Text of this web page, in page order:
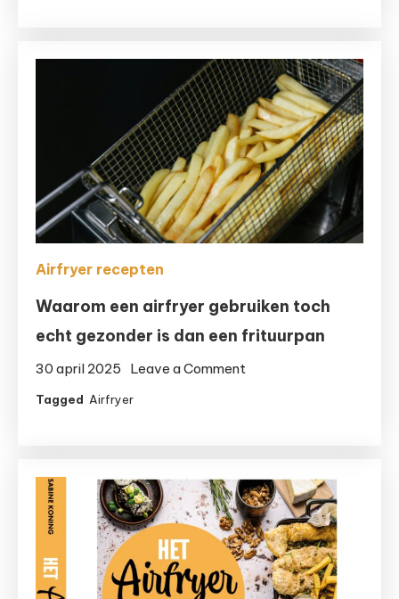
upgrade
of
onnodige
extra?
Airfryer recepten
Waarom een airfryer gebruiken toch
echt gezonder is dan een frituurpan
30 april 2025 Leave a Comment
toch
echt
gezonder
is
dan
Tagged Airfryer